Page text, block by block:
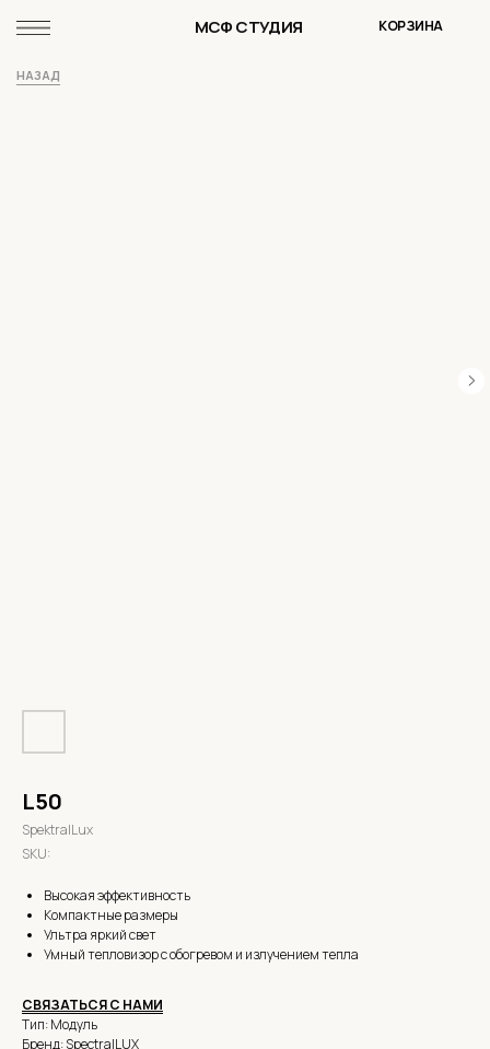
МСФ СТУДИЯ КОРЗИНА
НАЗАД
L50
SpektralLux
SKU:
Высокая эффективность
Компактные размеры
Ультра яркий свет
Умный тепловизор с обогревом и излучением тепла
СВЯЗАТЬСЯ С НАМИ
Тип: Модуль
Бренд: SpectralLUX